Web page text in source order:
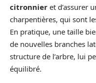
citronnier et d’assurer
charpentières, qui sont
En pratique, une taille
de nouvelles branches
structure de l’arbre, lui
équilibré.